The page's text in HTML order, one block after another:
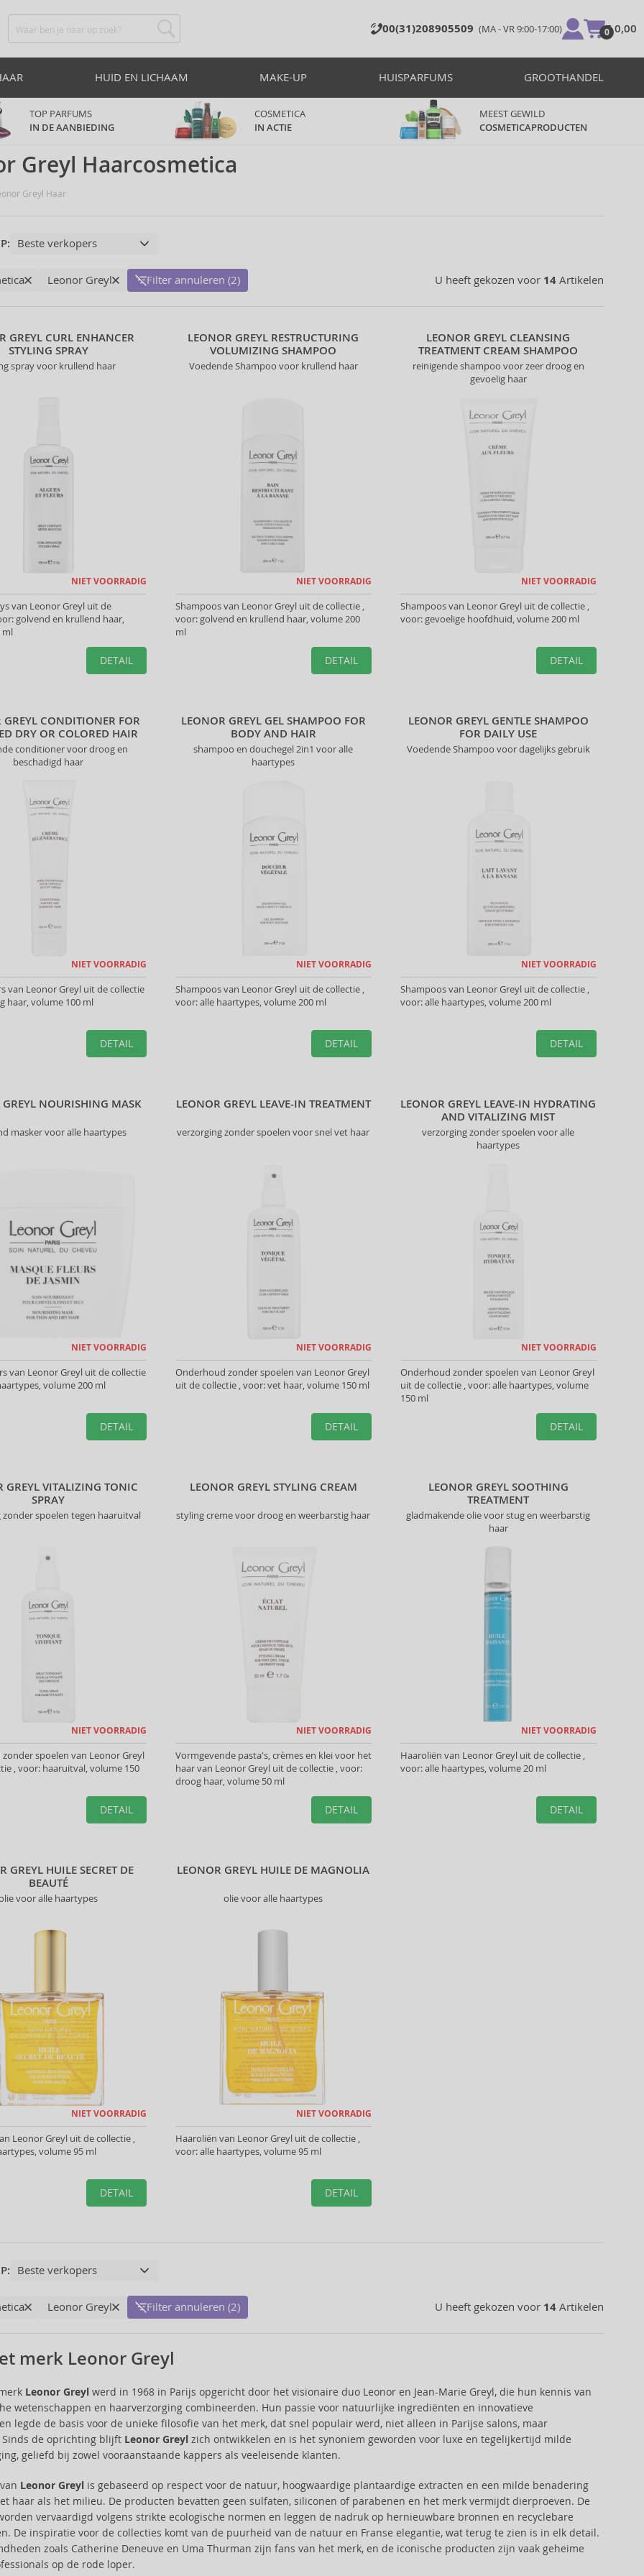
00(31)208905509 (MA - VR 9:00-17:00) 0
€ 0,00
HUID EN LICHAAM MAKE-UP HUISPARFUMS GROOTHANDEL
TOP PARFUMS
IN DE AANBIEDING
COSMETICA
IN ACTIE
MEEST GEWILD
COSMETICAPRODUCTEN
Greyl Haarcosmetica
Greyl Haar
U heeft gekozen voor 14Artikelen
Leonor Greyl Filter annuleren (2)
GREYL CURL ENHANCER
STYLING SPRAY
spray voor krullend haar
NIET VOORRADIG
van Leonor Greyl uit de
golvend en krullend haar,
ml
DETAIL
LEONOR GREYL RESTRUCTURING
VOLUMIZING SHAMPOO
Voedende Shampoo voor krullend haar
NIET VOORRADIG
Shampoos van Leonor Greyl uit de collectie ,
voor: golvend en krullend haar, volume 200
ml
DETAIL
LEONOR GREYL CLEANSING
TREATMENT CREAM SHAMPOO
reinigende shampoo voor zeer droog en
gevoelig haar
NIET VOORRADIG
Shampoos van Leonor Greyl uit de collectie ,
voor: gevoelige hoofdhuid, volume 200 ml
DETAIL
GREYL CONDITIONER FOR
DRY OR COLORED HAIR
conditioner voor droog en
beschadigd haar
NIET VOORRADIG
van Leonor Greyl uit de collectie
haar, volume 100 ml
DETAIL
LEONOR GREYL GEL SHAMPOO FOR
BODY AND HAIR
shampoo en douchegel 2in1 voor alle
haartypes
NIET VOORRADIG
Shampoos van Leonor Greyl uit de collectie ,
voor: alle haartypes, volume 200 ml
DETAIL
LEONOR GREYL GENTLE SHAMPOO
FOR DAILY USE
Voedende Shampoo voor dagelijks gebruik
NIET VOORRADIG
Shampoos van Leonor Greyl uit de collectie ,
voor: alle haartypes, volume 200 ml
DETAIL
GREYL NOURISHING MASK
masker voor alle haartypes
NIET VOORRADIG
van Leonor Greyl uit de collectie
volume 200 ml
DETAIL
LEONOR GREYL LEAVE-IN TREATMENT
verzorging zonder spoelen voor snel vet haar
NIET VOORRADIG
Onderhoud zonder spoelen van Leonor Greyl
uit de collectie , voor: vet haar, volume 150 ml
DETAIL
LEONOR GREYL LEAVE-IN HYDRATING
AND VITALIZING MIST
verzorging zonder spoelen voor alle
haartypes
NIET VOORRADIG
Onderhoud zonder spoelen van Leonor Greyl
uit de collectie , voor: alle haartypes, volume
150 ml
DETAIL
GREYL VITALIZING TONIC
SPRAY
zonder spoelen tegen haaruitval
NIET VOORRADIG
spoelen van Leonor Greyl
, voor: haaruitval, volume 150
DETAIL
LEONOR GREYL STYLING CREAM
styling creme voor droog en weerbarstig haar
NIET VOORRADIG
Vormgevende pasta's, crèmes en klei voor het
haar van Leonor Greyl uit de collectie , voor:
droog haar, volume 50 ml
DETAIL
LEONOR GREYL SOOTHING
TREATMENT
gladmakende olie voor stug en weerbarstig
haar
NIET VOORRADIG
Haaroliën van Leonor Greyl uit de collectie ,
voor: alle haartypes, volume 20 ml
DETAIL
GREYL HUILE SECRET DE
BEAUTÉ
voor alle haartypes
NIET VOORRADIG
Leonor Greyl uit de collectie ,
volume 95 ml
DETAIL
LEONOR GREYL HUILE DE MAGNOLIA
olie voor alle haartypes
NIET VOORRADIG
Haaroliën van Leonor Greyl uit de collectie ,
voor: alle haartypes, volume 95 ml
DETAIL
U heeft gekozen voor 14Artikelen
Leonor Greyl Filter annuleren (2)
merk Leonor Greyl
Leonor Greylwerd in 1968 in Parijs opgericht door het visionaire duo Leonor en Jean-Marie Greyl, die hun kennis van
wetenschappen en haarverzorging combineerden. Hun passie voor natuurlijke ingrediënten en innovatieve
legde de basis voor de unieke filosofie van het merk, dat snel populair werd, niet alleen in Parijse salons, maar
de oprichting blijft Leonor Greylzich ontwikkelen en is het synoniem geworden voor luxe en tegelijkertijd milde
geliefd bij zowel vooraanstaande kappers als veeleisende klanten.
Leonor Greylis gebaseerd op respect voor de natuur, hoogwaardige plantaardige extracten en een milde benadering
haar als het milieu. De producten bevatten geen sulfaten, siliconen of parabenen en het merk vermijdt dierproeven. De
vervaardigd volgens strikte ecologische normen en leggen de nadruk op hernieuwbare bronnen en recyclebare
De inspiratie voor de collecties komt van de puurheid van de natuur en Franse elegantie, wat terug te zien is in elk detail.
zoals Catherine Deneuve en Uma Thurman zijn fans van het merk, en de iconische producten zijn vaak geheime
op de rode loper.